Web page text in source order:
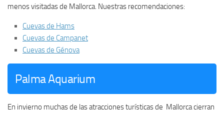
menos visitadas de Mallorca. Nuestras recomendaciones:
Cuevas de Hams
Cuevas de Campanet
Cuevas de Génova
Palma Aquarium
En invierno muchas de las atracciones turísticas de Mallorca cierran